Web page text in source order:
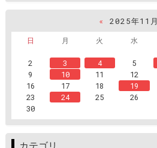
« 2025年11月
日
月 火 水
2
3 4 5
9
10 11 12
16
17 18 19
23
24 25 26
30